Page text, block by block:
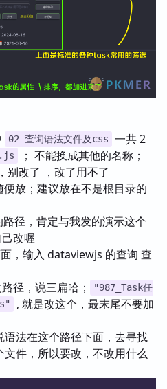
02_查询语法文件及css
一共 2
； 不能换成其他的名称；
别改了 ，改了用不了
放；建议放在不是根目录的
径，肯定与我发的演示这个
改喔
，输入 dataviewjs 的查询 查
径，说三扁哈；
"987_Task任
, 就是改这个，最末尾不要加
法在这个路径下面，去寻找
文件，所以要改，不改用什么